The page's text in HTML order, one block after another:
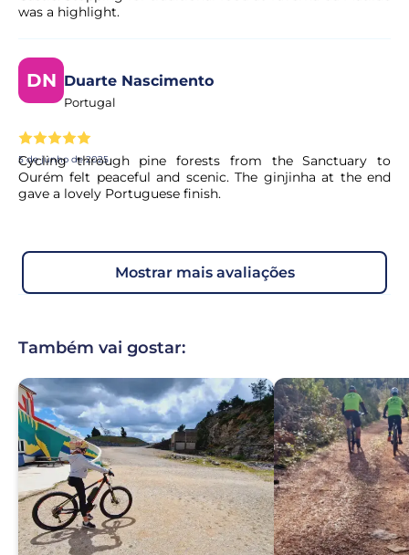
was a highlight.
DN Duarte Nascimento
Portugal
5 de junho de 2025
Cycling through pine forests from the Sanctuary to
Ourém felt peaceful and scenic. The ginjinha at the end
gave a lovely Portuguese finish.
mostrar mais avaliações
Também vai gostar: